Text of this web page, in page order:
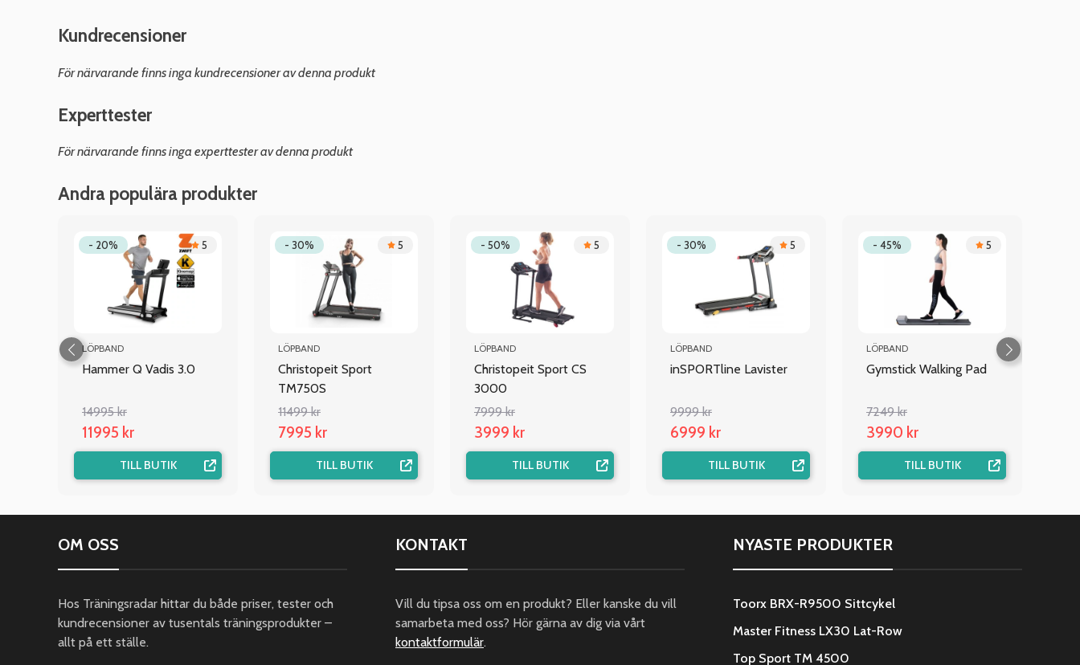
Kundrecensioner
För närvarande finns inga kundrecensioner av denna produkt
Experttester
För närvarande finns inga experttester av denna produkt
Andra populära produkter
- 20% 5
LÖPBAND
Hammer Q Vadis 3.0
14995 kr
11995 kr
TILL BUTIK
- 30% 5
LÖPBAND
Christopeit Sport
TM750S
11499 kr
7995 kr
TILL BUTIK
- 50% 5
LÖPBAND
Christopeit Sport CS
3000
7999 kr
3999 kr
TILL BUTIK
- 30% 5
LÖPBAND
inSPORTline Lavister
9999 kr
6999 kr
TILL BUTIK
- 45% 5
LÖPBAND
Gymstick Walking Pad
7249 kr
3990 kr
TILL BUTIK
OM OSS
Hos Träningsradar hittar du både priser, tester och
kundrecensioner av tusentals träningsprodukter –
allt på ett ställe.
KONTAKT
Vill du tipsa oss om en produkt? Eller kanske du vill
samarbeta med oss? Hör gärna av dig via vårt
kontaktformulär.
NYASTE PRODUKTER
Toorx BRX-R9500 Sittcykel
Master Fitness LX30 Lat-Row
Top Sport TM 4500